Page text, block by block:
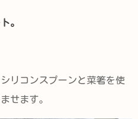
。
リコンスプーンと菜箸を使
せます。